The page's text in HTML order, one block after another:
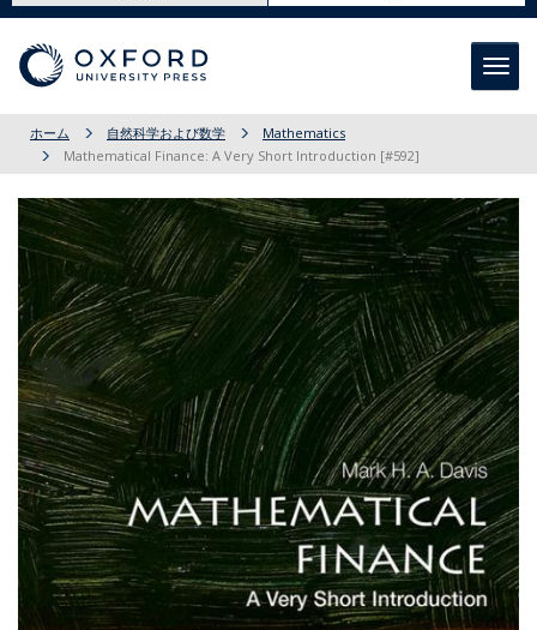
ホーム 自然科学および数学
Mathematics
Mathematical Finance: A Very Short Introduction [#592]